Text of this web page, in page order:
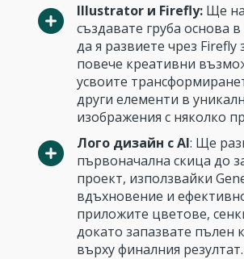
Illustrator и Firefly: Ще
създавате груба основа
да я развиете чрез Firefly
повече креативни
усвоите
други елементи в
изображения с няколко
Лого дизайн с AI: Ще
първоначална скица до
проект, използвайки
вдъхновение и
приложите цветове,
докато запазвате пълен
върху финалния резултат.